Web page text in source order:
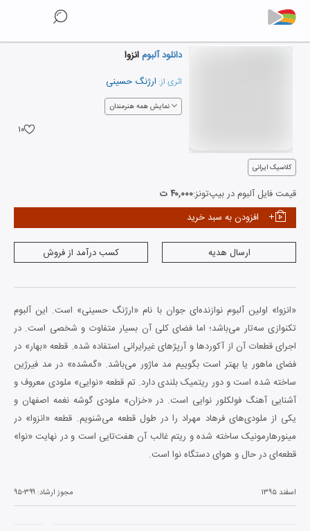
دانلود آلبومانزوا
اثری از: ارژنگ حسینی
نمایش همه هنرمندان
۱۰
کلاسیک ایرانی
قیمت فایل آلبوم در بیپ‌تونز:۴۰,۰۰۰ ت
افزودن به سبد خرید
ارسال هدیه کسب درآمد از فروش
«انزوا» اولین آلبوم نوازنده‌ای جوان با نام «ارژنگ حسینی» است. این آلبوم
تکنوازی سه‌تار می‌باشد؛ اما فضای کلی آن بسیار متفاوت و شخصی است. در
اجرای قطعات آن از آکوردها و آرپژهای غیرایرانی استفاده شده. قطعه «بهار» در
فضای ماهور یا بهتر است بگوییم مد ماژور می‌باشد. «گمشده» در مد فیرژین
ساخته شده است و دور ریتمیک بلندی دارد. تم قطعه «نوایی» ‌ملودی معروف و
آشنایی آهنگ فولکلور نوایی است. در «خزان»‌ ملودی گوشه نغمه اصفهان و
یکی از ملودی‌های فرهاد مهراد را در طول قطعه می‌شنویم. قطعه «انزوا» در
مینورهارمونیک ساخته شده و ریتم غالب آن هفت‌تایی است و در نهایت «نوا»
قطعه‌ای در حال و هوای دستگاه نوا است.
اسفند ۱۳۹۵ مجوز ارشاد: ۹۵-۳۹۹